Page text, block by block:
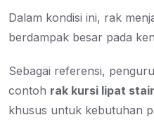
Dalam kondisi ini, rak
berdampak besar pada
Sebagai referensi,
contoh rak kursi lipat
khusus untuk kebutuhan